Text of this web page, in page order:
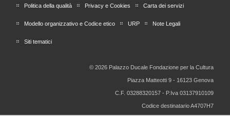
Politica della qualità Privacy e Cookies Carta dei servizi
Modello organizzativo e Codice etico URP Note Legali
Siti tematici
© 2026 Palazzo Ducale Fondazione per la Cultura
Piazza Matteotti 9 - 16123 Genova
C.F. 03288320157 - P.Iva 03137910109
Codice destinatario A4707H7